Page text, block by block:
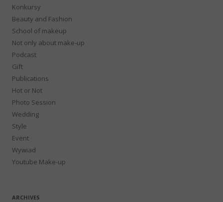
Konkursy
Beauty and Fashion
School of makeup
Not only about make-up
Podcast
Gift
Publications
Hot or Not
Photo Session
Wedding
Style
Event
Wywiad
Youtube Make-up
ARCHIVES